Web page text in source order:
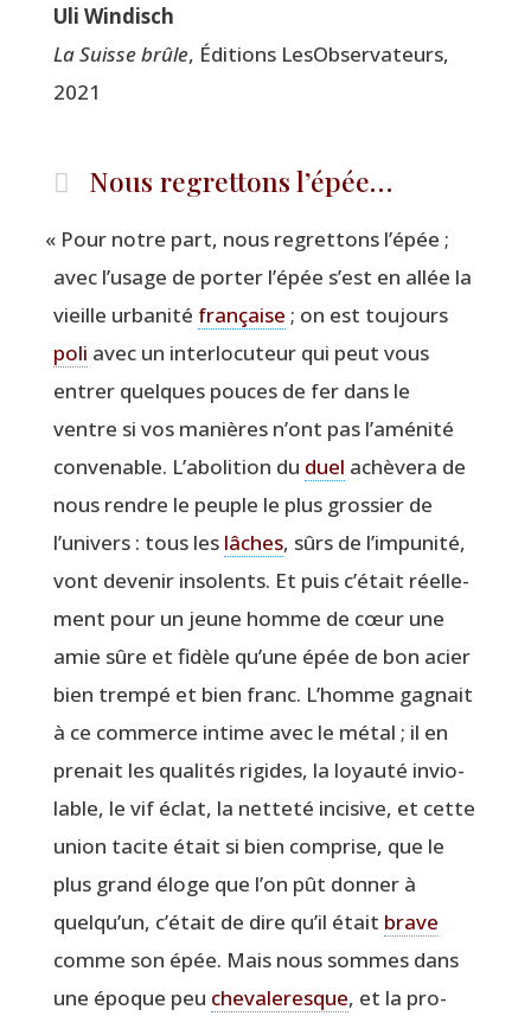
Uli Win­disch
La Suisse brûle, Édi­tions LesOb­ser­va­teurs,
2021
Nous regrettons l’épée…
« Pour notre part, nous regret­tons l’épée ;
avec l’usage de por­ter l’épée s’est en allée la
vieille urba­ni­té fran­çaise ; on est tou­jours
poli avec un inter­lo­cu­teur qui peut vous
entrer quelques pouces de fer dans le
ventre si vos manières n’ont pas l’aménité
conve­nable. L’abolition du duel achè­ve­ra de
nous rendre le peuple le plus gros­sier de
l’univers : tous les lâches, sûrs de l’impunité,
vont deve­nir inso­lents. Et puis c’était réel­le­
ment pour un jeune homme de cœur une
amie sûre et fidèle qu’une épée de bon acier
bien trem­pé et bien franc. L’homme gagnait
à ce com­merce intime avec le métal ; il en
pre­nait les qua­li­tés rigides, la loyau­té invio­
lable, le vif éclat, la net­te­té inci­sive, et cette
union tacite était si bien com­prise, que le
plus grand éloge que l’on pût don­ner à
quelqu’un, c’était de dire qu’il était brave
comme son épée. Mais nous sommes dans
une époque peu che­va­le­resque, et la pro­